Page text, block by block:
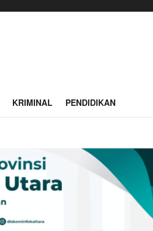
KRIMINAL PENDIDIKAN